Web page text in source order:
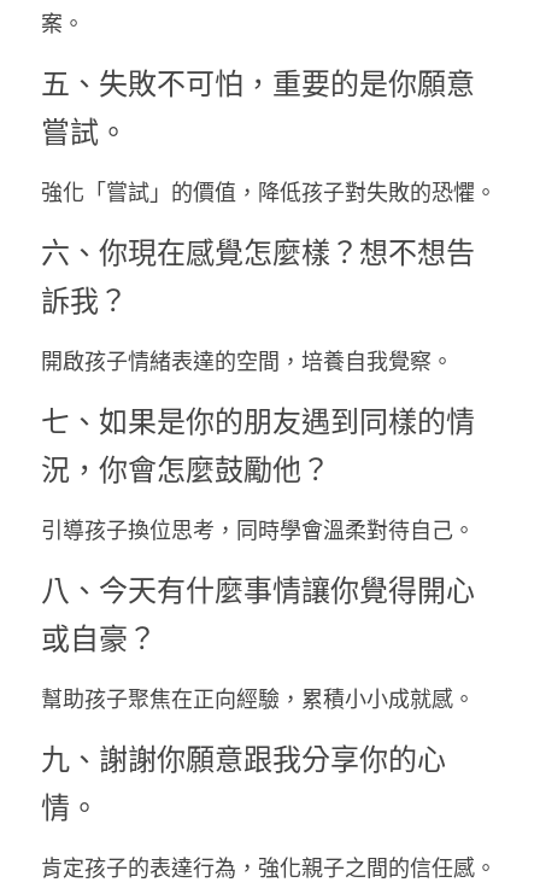
案。
五、失敗不可怕，重要的是你願意
嘗試。
強化「嘗試」的價值，降低孩子對失敗的恐懼。
六、你現在感覺怎麼樣？想不想告
訴我？
開啟孩子情緒表達的空間，培養自我覺察。
七、如果是你的朋友遇到同樣的情
況，你會怎麼鼓勵他？
引導孩子換位思考，同時學會溫柔對待自己。
八、今天有什麼事情讓你覺得開心
或自豪？
幫助孩子聚焦在正向經驗，累積小小成就感。
九、謝謝你願意跟我分享你的心
情。
肯定孩子的表達行為，強化親子之間的信任感。